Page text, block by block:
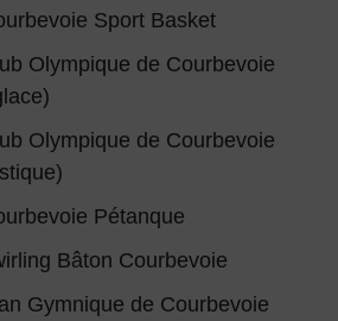
Sport Basket
Olympique de Courbevoie
Olympique de Courbevoie
Pétanque
Bâton Courbevoie
Gymnique de Courbevoie